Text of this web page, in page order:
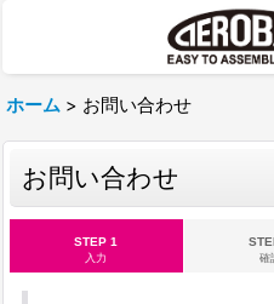
ホーム > お問い合わせ
お問い合わせ
STEP 1
入力
確